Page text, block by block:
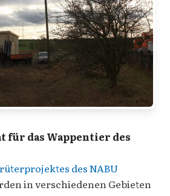
für das Wappentier des
des NABU
in verschiedenen Gebieten